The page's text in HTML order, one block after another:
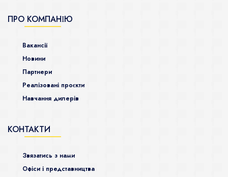
ПРО КОМПАНІЮ
Ваканcії
Новини
Партнери
Реалізовані проєкти
Навчання дилерів
КОНТАКТИ
Звязатись з нами
Офіси і представництва